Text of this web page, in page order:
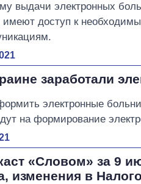
выдачи электронных
имеют доступ к
заработали
электронные
на формирование
«Словом» за 9
изменения в